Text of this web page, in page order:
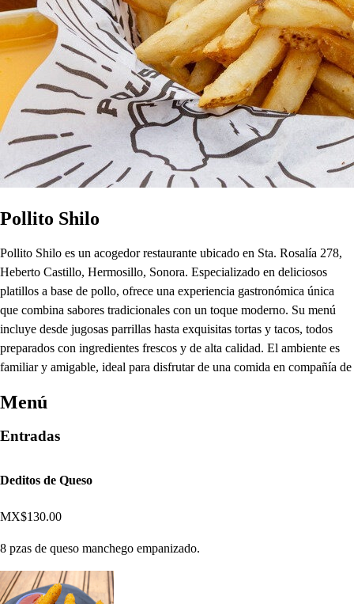
Pollito Shilo
Pollito Shilo es un acogedor restaurante ubicado en Sta. Rosalía 278,
Heberto Castillo, Hermosillo, Sonora. Especializado en deliciosos
platillos a base de pollo, ofrece una experiencia gastronómica única
que combina sabores tradicionales con un toque moderno. Su menú
incluye desde jugosas parrillas hasta exquisitas tortas y tacos, todos
preparados con ingredientes frescos y de alta calidad. El ambiente es
familiar y amigable, ideal para disfrutar de una comida en compañía de
Menú
Entradas
Deditos de Queso
MX$130.00
8 pzas de queso manchego empanizado.